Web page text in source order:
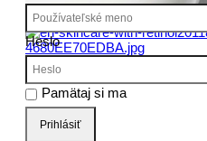
Heslo
Pamätaj si ma
Prihlásiť